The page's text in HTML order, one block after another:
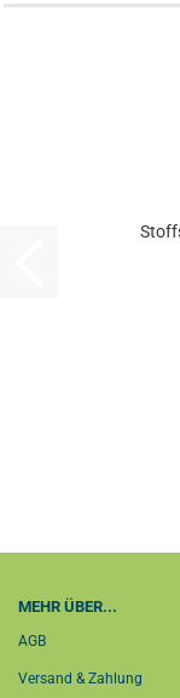
MEHR ÜBER...
AGB
Versand & Zahlung